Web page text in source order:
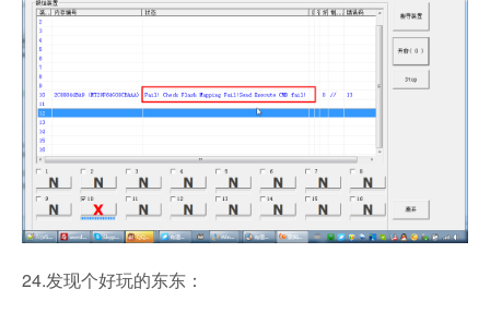
24.发现个好玩的东东：